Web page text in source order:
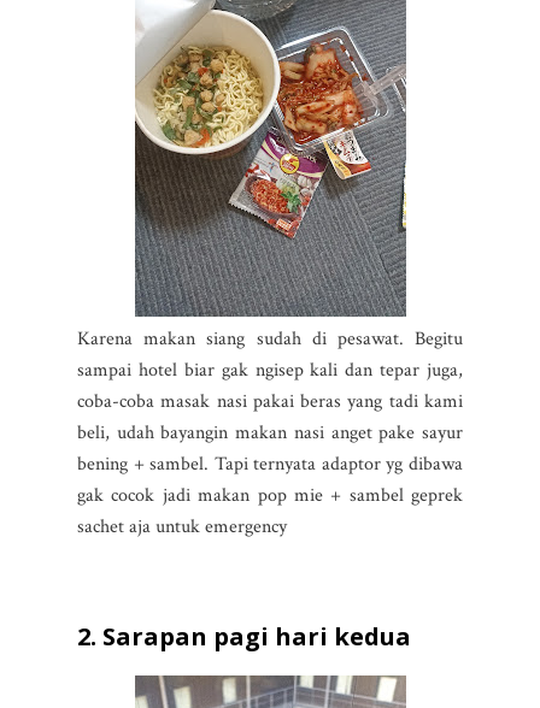
Karena makan siang sudah di pesawat. Begitu
sampai hotel biar gak ngisep kali dan tepar juga,
coba-coba masak nasi pakai beras yang tadi kami
beli, udah bayangin makan nasi anget pake sayur
bening + sambel. Tapi ternyata adaptor yg dibawa
gak cocok jadi makan pop mie + sambel geprek
sachet aja untuk emergency
2. Sarapan pagi hari kedua